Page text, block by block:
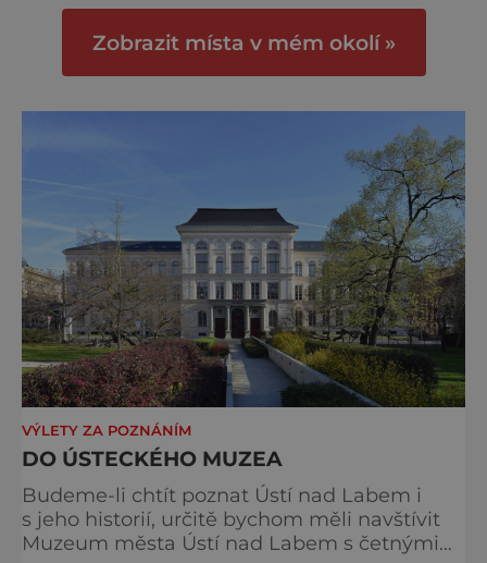
nevýhodu ale můžeme snadno proměnit
v plus, když si pro vstup nevybereme dolní
číslo 5 a do zahrady se vydáme horním
Zobrazit místa v mém okolí »
VÝLETY ZA POZNÁNÍM
DO ÚSTECKÉHO MUZEA
Budeme-li chtít poznat Ústí nad Labem i
s jeho historií, určitě bychom měli navštívit
Muzeum města Ústí nad Labem s četnými